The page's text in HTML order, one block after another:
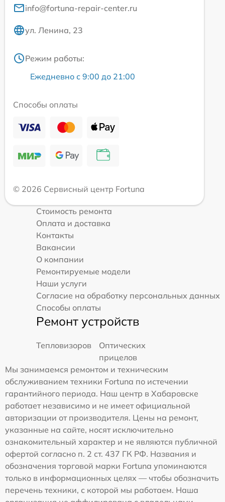
info@fortuna-repair-center.ru
ул. Ленина, 23
Режим работы:
Ежедневно с 9:00 до 21:00
Способы оплаты
© 2026 Сервисный центр Fortuna
Стоимость ремонта
Оплата и доставка
Контакты
Вакансии
О компании
Ремонтируемые модели
Наши услуги
Согласие на обработку персональных данных
Способы оплаты
Ремонт устройств
Тепловизоров
Оптических
прицелов
Мы занимаемся ремонтом и техническим
обслуживанием техники Fortuna по истечении
гарантийного периода. Наш центр в Хабаровске
работает независимо и не имеет официальной
авторизации от производителя. Цены на ремонт,
указанные на сайте, носят исключительно
ознакомительный характер и не являются публичной
офертой согласно п. 2 ст. 437 ГК РФ. Названия и
обозначения торговой марки Fortuna упоминаются
только в информационных целях — чтобы обозначить
перечень техники, с которой мы работаем. Наша